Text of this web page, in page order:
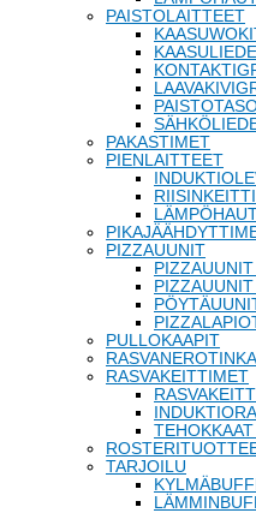
PAISTOLAITTEET
PAKASTIMET
PIENLAITTEET
PIZZAUUNIT
PULLOKAAPIT
RASVAKEITTIMET
TARJOILU